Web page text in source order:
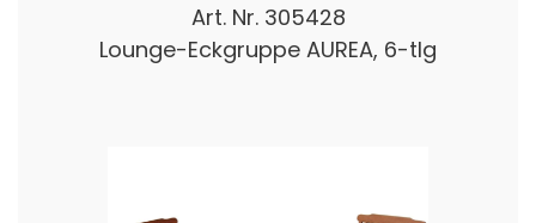
Art. Nr. 305428
Lounge-Eckgruppe AUREA, 6-tlg